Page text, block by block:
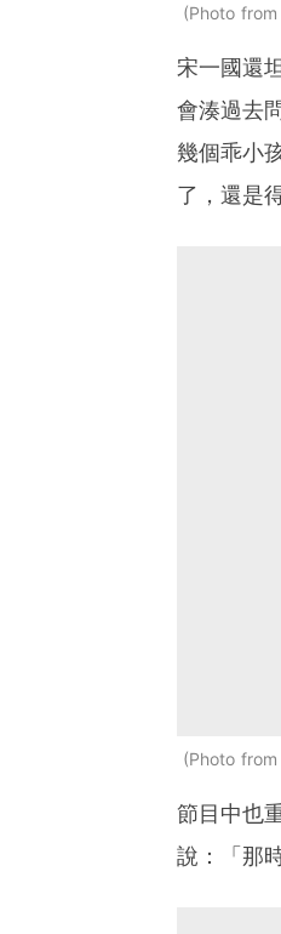
Photo from
宋一國還
會湊過去
幾個乖小
了，還是
Photo from
節目中也
說：「那